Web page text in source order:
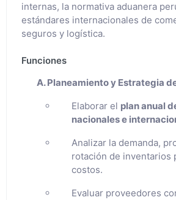
internas, la normativa aduanera
estándares internacionales de
seguros y logística.
Funciones
A. Planeamiento y Estrategia
Elaborar el plan anual
nacionales e
Analizar la demanda,
rotación de inventarios
costos.
Evaluar proveedores